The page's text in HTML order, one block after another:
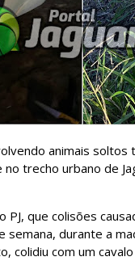
animais
trecho urbano de
que colisões
durante a
colidiu com um